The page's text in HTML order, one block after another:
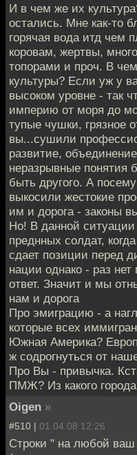
И в чем же их
остались. Мне как-то
горячая вода итд чем
коровам, жертвы,
топорами и проч. В
культуры? Если уж у
высоком уровне - так
империю от моря до
тупые чушки, грязное
вы...сушили
развитие,
неразрывные понятия
быть другого. А
выкосили жестокие
им и дорога - законы
Но! В данной
преднных солдат,
сдает позиции перед
нации однако - раз
ответ. Значит и мы
нам и дорога
Про эмиграцию - а
которые всех
Южная Америка?
ж содрогнуться от
Про Вы - привычка.
ПМЖ? Из какого
Oigen »
#510 | 01.04.08 12:26
Строки " на любой